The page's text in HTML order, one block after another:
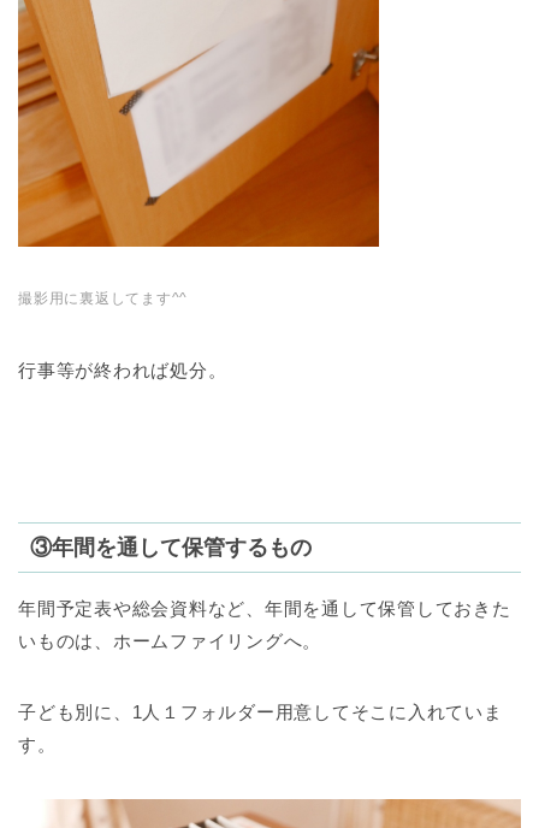
撮影用に裏返してます^^
行事等が終われば処分。
③年間を通して保管するもの
年間予定表や総会資料など、年間を通して保管しておきた
いものは、ホームファイリングへ。
子ども別に、1人１フォルダー用意してそこに入れていま
す。